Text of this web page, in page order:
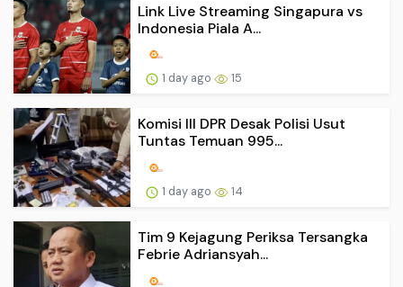
Link Live Streaming Singapura vs
Indonesia Piala A...
1 day ago 15
Komisi III DPR Desak Polisi Usut
Tuntas Temuan 995...
1 day ago 14
Tim 9 Kejagung Periksa Tersangka
Febrie Adriansyah...